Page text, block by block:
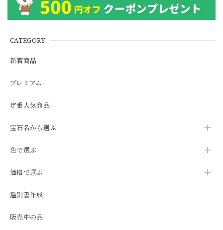
CATEGORY
新着商品
プレミアム
定番人気商品
宝石名から選ぶ
色で選ぶ
価格で選ぶ
鑑別書作成
販売中の品